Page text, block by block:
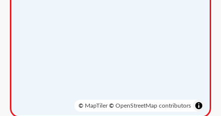
© MapTiler© OpenStreetMap contributors